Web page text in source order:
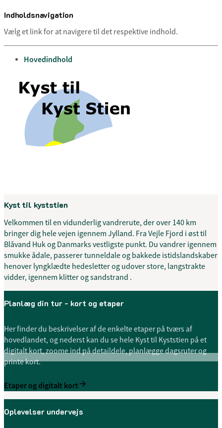
Indholdsnavigation
Vælg et link for at navigere til det respektive indhold.
gå til
Hovedindhold
Kyst til kyststien
Velkommen til en vidunderlig vandrerute, der over 140 km
bringer dig hele vejen igennem Jylland. Fra Vejle Fjord i øst til
Blåvand Huk og Danmarks vestligste punkt. Du vandrer igennem
smukke ådale, passerer tunneldale og bakkede istidslandskaber
henover lyngklædte hedesletter og udover store, langstrakte
vidder, igennem klitter og sandstrand .
Planlæg din tur - kort og etaper
Her finder du beskrivelser af de enkelte etaper på tværs af
hovedlandet, og nederst kan du se hele Kyst til Kyststien på et
digitalt kort, zoome ind på detaildele, planlægge dagsruter og
printe kort.
Etaper og digitalt kort
Oplevelser undervejs